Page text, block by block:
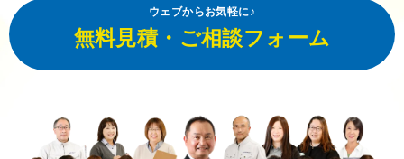
ウェブからお気軽に♪
無料見積・ご相談フォーム